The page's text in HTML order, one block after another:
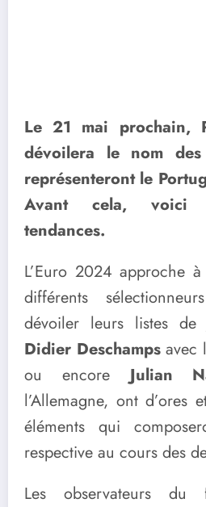
Le 21 mai prochain,
dévoilera le nom
représenteront le
Avant cela, voici
tendances.
L’Euro 2024 approche
différents
dévoiler leurs listes de
Didier Deschampsavec
ou encoreJulian
l’Allemagne, ont d’ores
éléments qui
respective au cours des
Les observateurs du